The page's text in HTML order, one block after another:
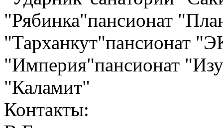
"Рябинка"пансионат
"Тарханкут"пансионат
"Империя"пансионат
"Каламит"
Контакты: